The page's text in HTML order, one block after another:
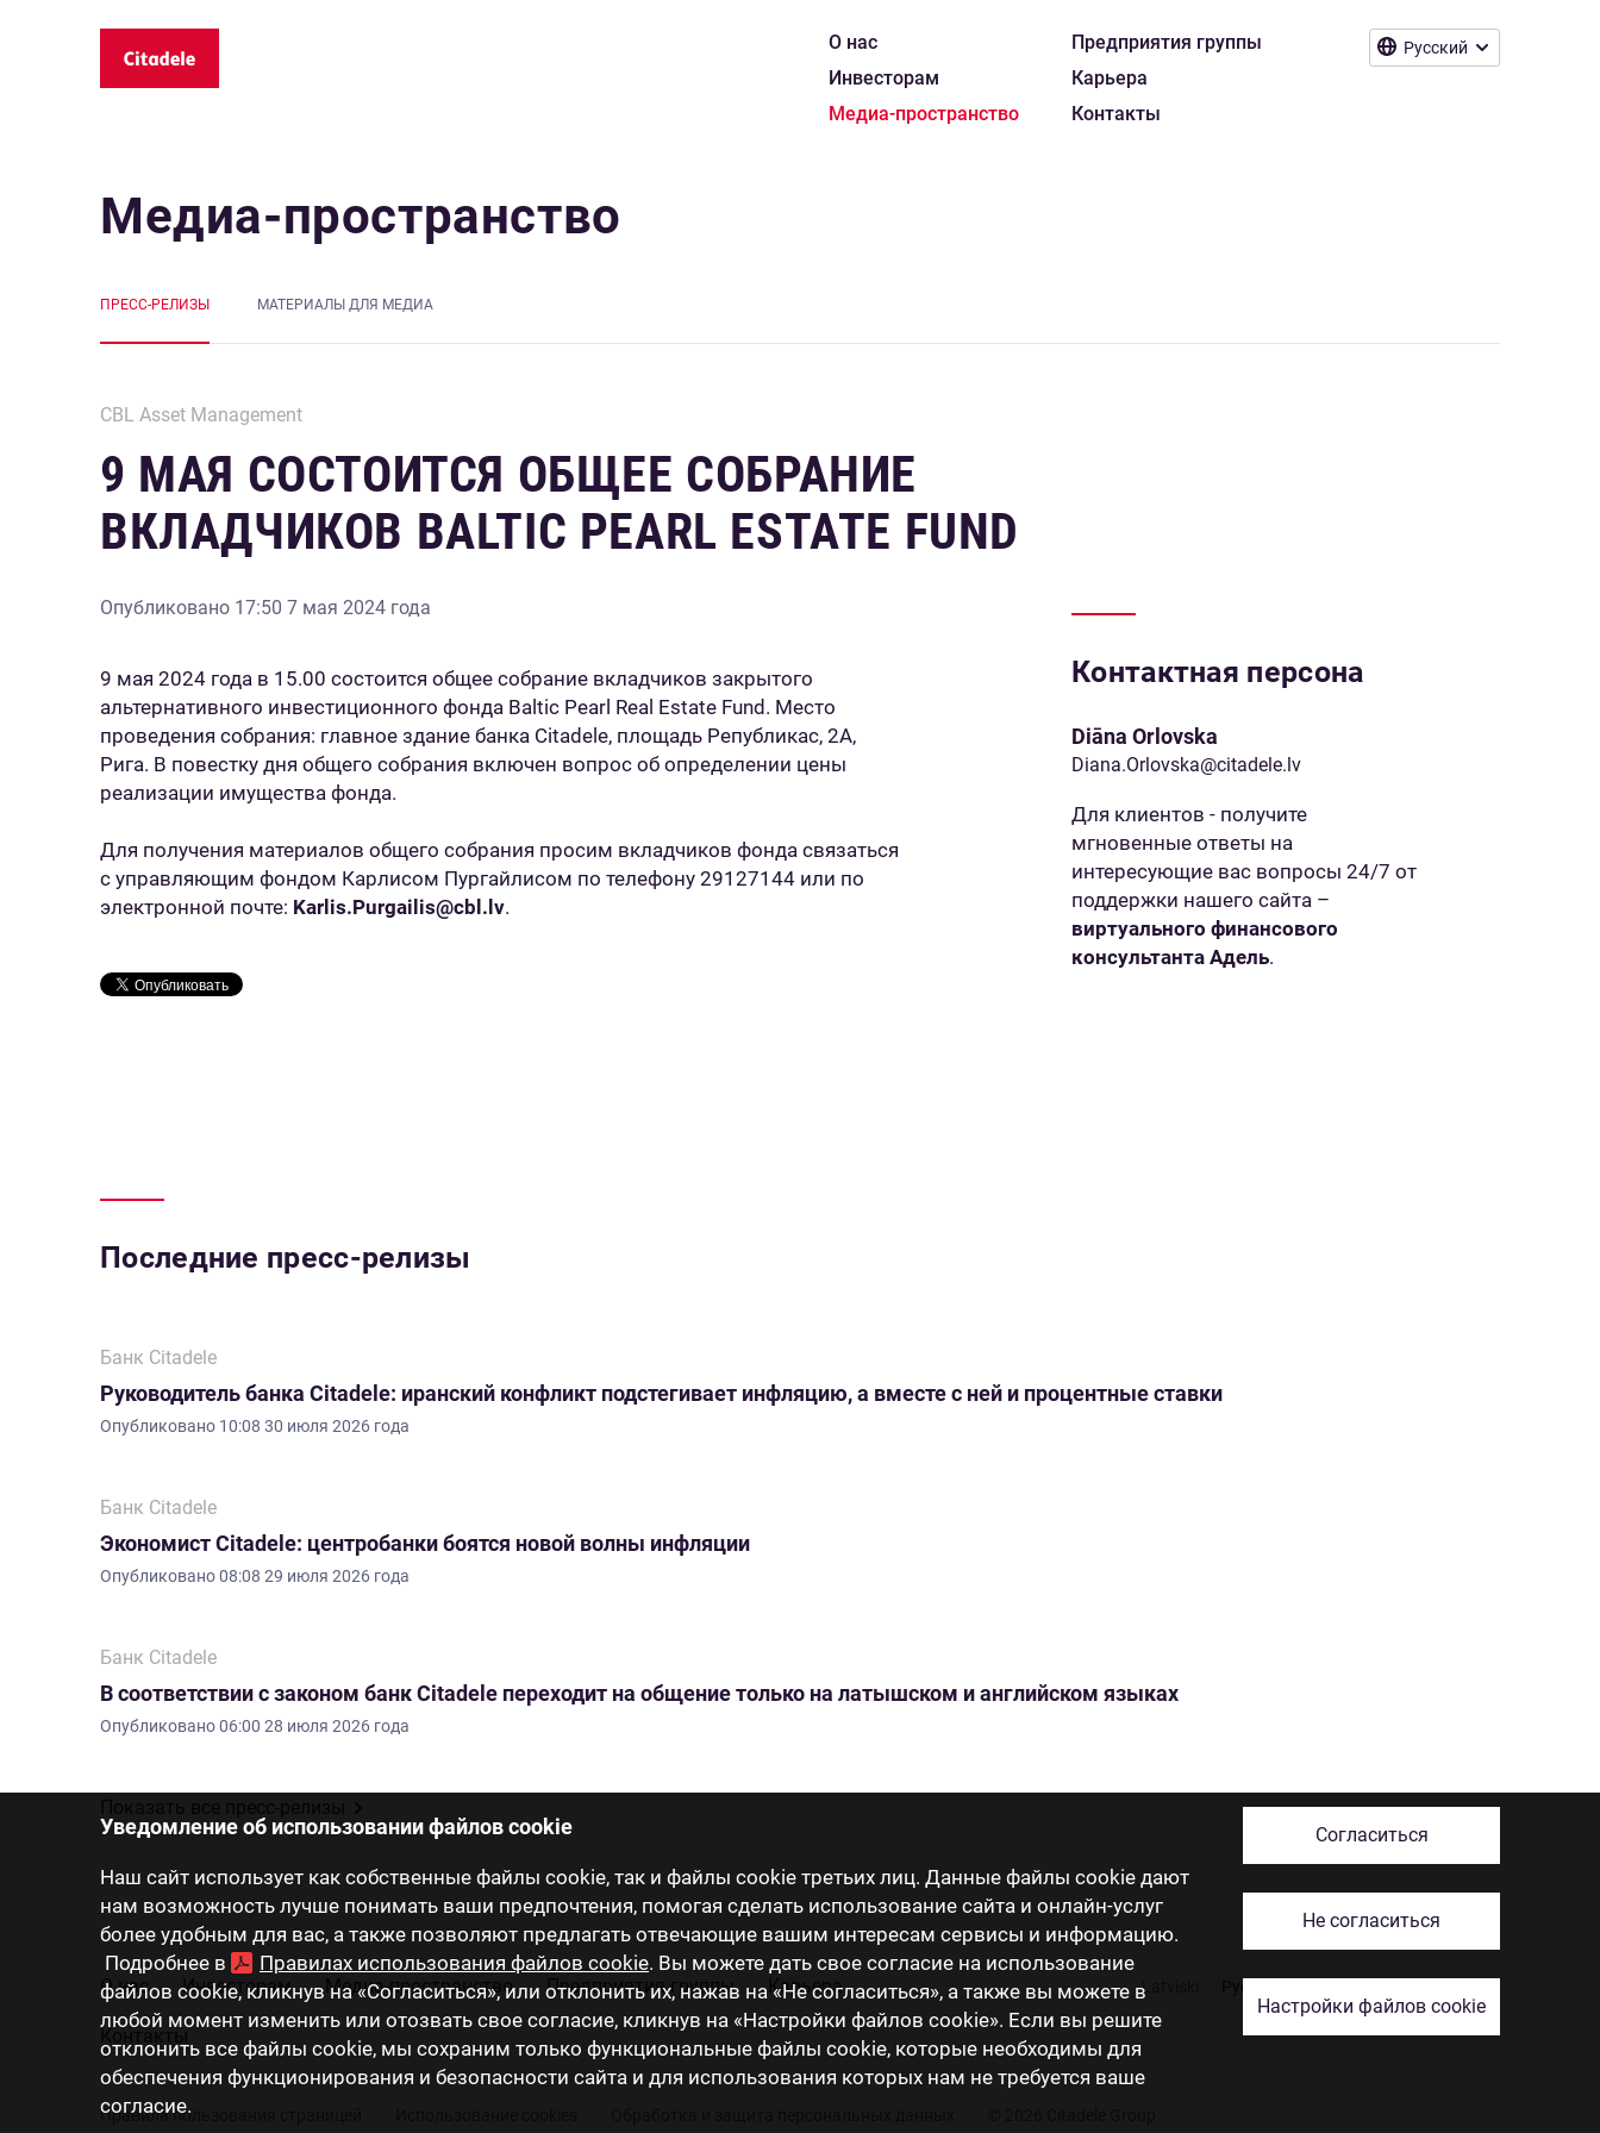
Уведомление об использовании файлов cookie
Наш сайт использует как собственные файлы cookie, так и файлы cookie третьих лиц. Данные файлы cookie дают
нам возможность лучше понимать ваши предпочтения, помогая сделать использование сайта и онлайн-услуг
более удобным для вас, а также позволяют предлагать отвечающие вашим интересам сервисы и информацию.
Подробнее в
Правилах использования файлов cookie. Вы можете дать свое согласие на использование
файлов cookie, кликнув на «Согласиться», или отклонить их, нажав на «Не согласиться», а также вы можете в
любой момент изменить или отозвать свое согласие, кликнув на «Настройки файлов cookie». Если вы решите
отклонить все файлы cookie, мы сохраним только функциональные файлы cookie, которые необходимы для
обеспечения функционирования и безопасности сайта и для использования которых нам не требуется ваше
согласие.
Согласиться
Не согласиться
Настройки файлов cookie
Русский
О нас
Инвесторам
Медиа-пространство
Предприятия группы
Карьера
Контакты
Медиа-пространство
ПРЕСС-РЕЛИЗЫ MАТЕРИАЛЫ ДЛЯ МЕДИА
CBL Asset Management
9 МАЯ СОСТОИТСЯ ОБЩЕЕ СОБРАНИЕ
ВКЛАДЧИКОВ BALTIC PEARL ESTATE FUND
Опубликовано 17:50 7 мая 2024 года
9 мая 2024 года в 15.00 состоится общее собрание вкладчиков закрытого
альтернативного инвестиционного фонда Baltic Pearl Real Estate Fund. Место
проведения собрания: главное здание банка Citadele, площадь Републикас, 2A,
Рига. В повестку дня общего собрания включен вопрос об определении цены
реализации имущества фонда.
Для получения материалов общего собрания просим вкладчиков фонда связаться
с управляющим фондом Карлисом Пургайлисом по телефону 29127144 или по
электронной почте: Karlis.Purgailis@cbl.lv.
Контактная персона
Diāna Orlovska
Diana.Orlovska@citadele.lv
Для клиентов - получите
мгновенные ответы на
интересующие вас вопросы 24/7 от
поддержки нашего сайта –
виртуального финансового
консультанта Адель.
Последние пресс-релизы
Банк Citadele
Руководитель банка Citadele: иранский конфликт подстегивает инфляцию, а вместе с ней и процентные ставки
Опубликовано 10:08 30 июля 2026 года
Банк Citadele
Экономист Citadele: центробанки боятся новой волны инфляции
Опубликовано08:08 29 июля 2026 года
Банк Citadele
В соответствии с законом банк Citadele переходит на общение только на латышском и английском языках
Опубликовано06:00 28 июля 2026 года
Latviski
О нас Инвесторам Медиа-пространство Предприятия группы Карьера
Правила пользования страницей